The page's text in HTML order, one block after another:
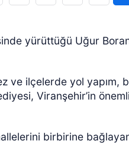
yürüttüğü Uğur
ve ilçelerde yol yapım,
Viranşehir’in
birbirine
GÜNCEL